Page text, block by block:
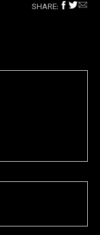
SHARE: